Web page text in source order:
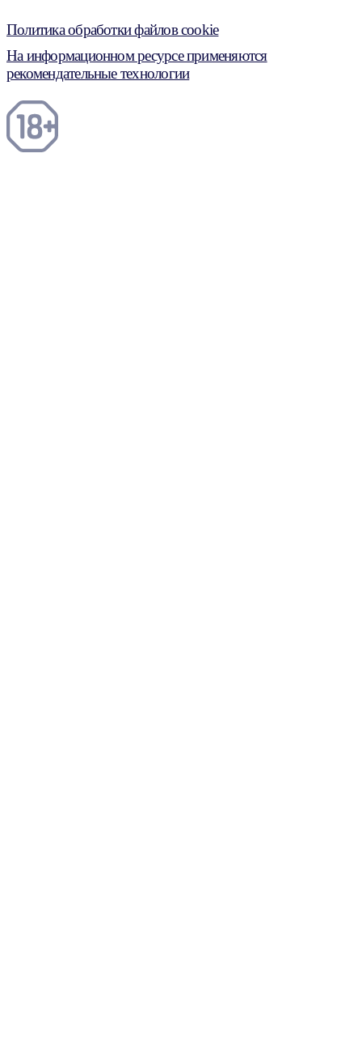
Политика обработки файлов cookie
На информационном ресурсе применяются
рекомендательные технологии